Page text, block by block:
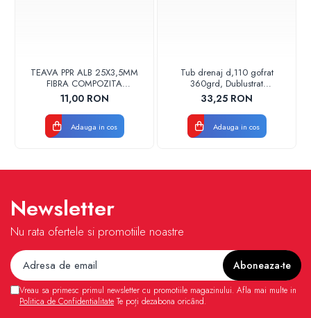
TEAVA PPR ALB 25X3,5MM
FIBRA COMPOZITA
10033025004
VALDUOTHERM VALROM
11,00 RON
Adauga in cos
Tub drenaj d,110 gofrat
360grd, Dublustrat
verde/negru 110152 Drainkit
33,25 RON
Adauga in cos
Newsletter
Nu rata ofertele si promotiile noastre
Vreau sa primesc primul newsletter cu promotiile magazinului. Afla mai multe in
Politica de Confidentialitate Te poți dezabona oricând.